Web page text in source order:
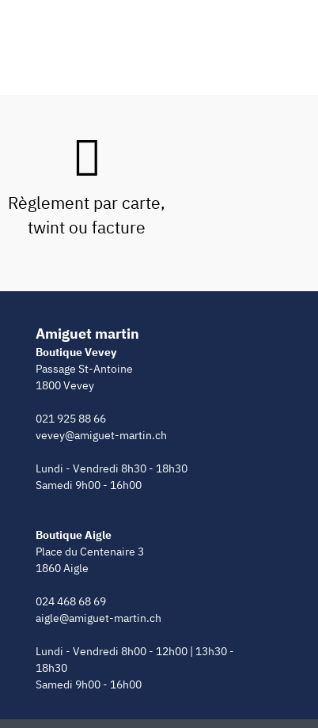
Règlement par carte,
twint ou facture
Amiguet martin
Boutique Vevey
Passage St-Antoine
1800 Vevey
021 925 88 66
vevey@amiguet-martin.ch
Lundi - Vendredi 8h30 - 18h30
Samedi 9h00 - 16h00
Boutique Aigle
Place du Centenaire 3
1860 Aigle
024 468 68 69
aigle@amiguet-martin.ch
Lundi - Vendredi 8h00 - 12h00 | 13h30 -
18h30
Samedi 9h00 - 16h00